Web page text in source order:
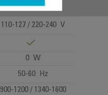
110-127 / 220-240 V
0 W
50-60 Hz
900-1200 / 1340-1600